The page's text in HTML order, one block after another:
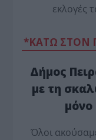
εκλογές
*ΚΑΤΩ ΣΤΟΝ
Δήμος
με τη
Όλοι